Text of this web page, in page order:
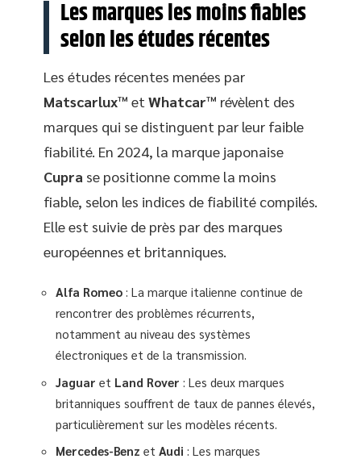
Les marques les moins fiables
selon les études récentes
Les études récentes menées par
Matscarlux™ et Whatcar™ révèlent des
marques qui se distinguent par leur faible
fiabilité. En 2024, la marque japonaise
Cupra se positionne comme la moins
fiable, selon les indices de fiabilité compilés.
Elle est suivie de près par des marques
européennes et britanniques.
Alfa Romeo : La marque italienne continue de
rencontrer des problèmes récurrents,
notamment au niveau des systèmes
électroniques et de la transmission.
Jaguar et Land Rover : Les deux marques
britanniques souffrent de taux de pannes élevés,
particulièrement sur les modèles récents.
Mercedes-Benz et Audi : Les marques